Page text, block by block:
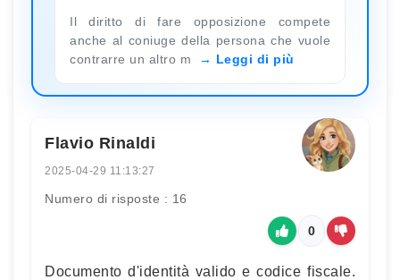
Il diritto di fare opposizione compete
anche al coniuge della persona che vuole
contrarre un altro m
Leggi di più
Flavio Rinaldi
2025-04-29 11:13:27
Numero di risposte : 16
0
Documento d'identità valido e codice fiscale.